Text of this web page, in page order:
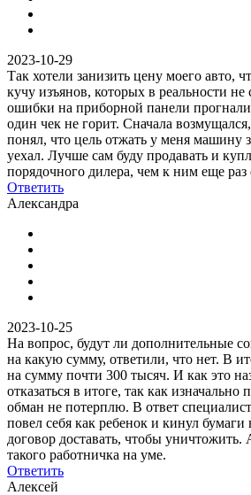
2023-10-29
Так хотели занизить цену моего авто,
кучу изъянов, которых в реальности
ошибки на приборной панели
один чек не горит. Сначала
понял, что цель отжать у меня машину
уехал. Лучше сам буду продавать и
порядочного дилера, чем к ним еще раз
Ответить
Александра
2023-10-25
На вопрос, будут ли дополнительные
на какую сумму, ответили, что нет. В
на сумму почти 300 тысяч. И как это
отказаться в итоге, так как изначально
обман не потерплю. В ответ
повел себя как ребенок и кинул
договор доставать, чтобы уничтожить.
такого работничка на уме.
Ответить
Алексей